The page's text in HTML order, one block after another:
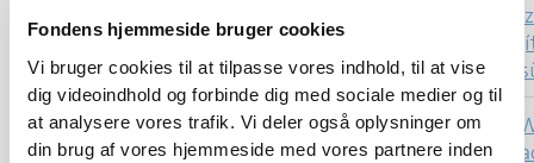
Fondens hjemmeside bruger cookies
Vi bruger cookies til at tilpasse vores indhold, til at vise
dig videoindhold og forbinde dig med sociale medier og til
at analysere vores trafik. Vi deler også oplysninger om
din brug af vores hjemmeside med vores partnere inden
Ungarn
A HELPING HAND TODAY
– A CHANCE
TOMORROW!
Utcai
Canada
Project HOPE for abused
women and children
Halton